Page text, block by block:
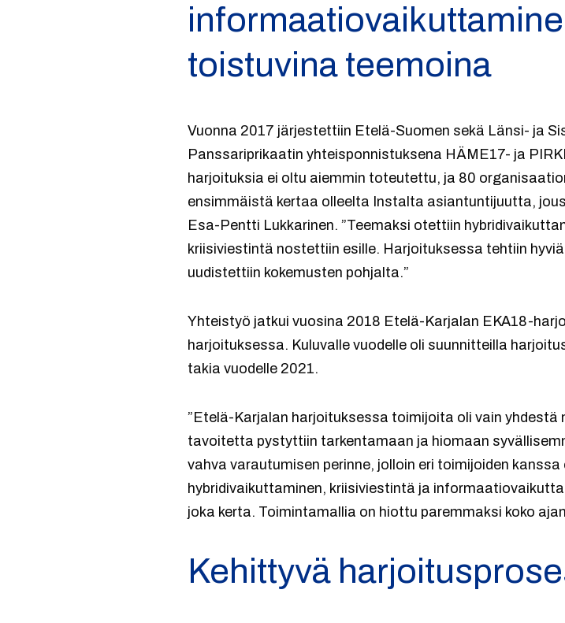
toistuvina teemoina
Vuonna 2017 järjestettiin Etelä-Suomen sekä Länsi- ja
Panssariprikaatin yhteisponnistuksena HÄME17- ja
harjoituksia ei oltu aiemmin toteutettu, ja 80
ensimmäistä kertaa olleelta Instalta asiantuntijuutta,
Esa-Pentti Lukkarinen. ”Teemaksi otettiin
kriisiviestintä nostettiin esille. Harjoituksessa tehtiin
uudistettiin kokemusten pohjalta.”
Yhteistyö jatkui vuosina 2018 Etelä-Karjalan EKA18-
harjoituksessa. Kuluvalle vuodelle oli suunnitteilla
takia vuodelle 2021.
”Etelä-Karjalan harjoituksessa toimijoita oli vain
tavoitetta pystyttiin tarkentamaan ja hiomaan
vahva varautumisen perinne, jolloin eri toimijoiden
hybridivaikuttaminen, kriisiviestintä ja
joka kerta. Toimintamallia on hiottu paremmaksi koko
Kehittyvä